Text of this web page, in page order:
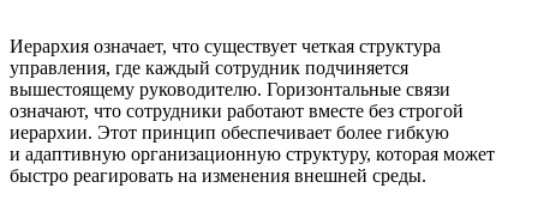
Иерархия означает, что существует четкая структура
управления, где каждый сотрудник подчиняется
вышестоящему руководителю. Горизонтальные связи
означают, что сотрудники работают вместе без строгой
иерархии. Этот принцип обеспечивает более гибкую
и адаптивную организационную структуру, которая может
быстро реагировать на изменения внешней среды.